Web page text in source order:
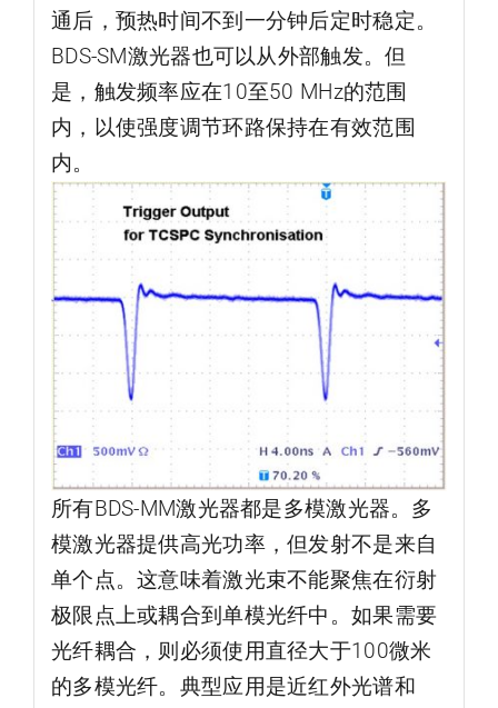
通后，预热时间不到一分钟后定时稳定。
BDS-SM激光器也可以从外部触发。但
是，触发频率应在10至50 MHz的范围
内，以使强度调节环路保持在有效范围
内。
所有BDS-MM激光器都是多模激光器。多
模激光器提供高光功率，但发射不是来自
单个点。这意味着激光束不能聚焦在衍射
极限点上或耦合到单模光纤中。如果需要
光纤耦合，则必须使用直径大于100微米
的多模光纤。典型应用是近红外光谱和